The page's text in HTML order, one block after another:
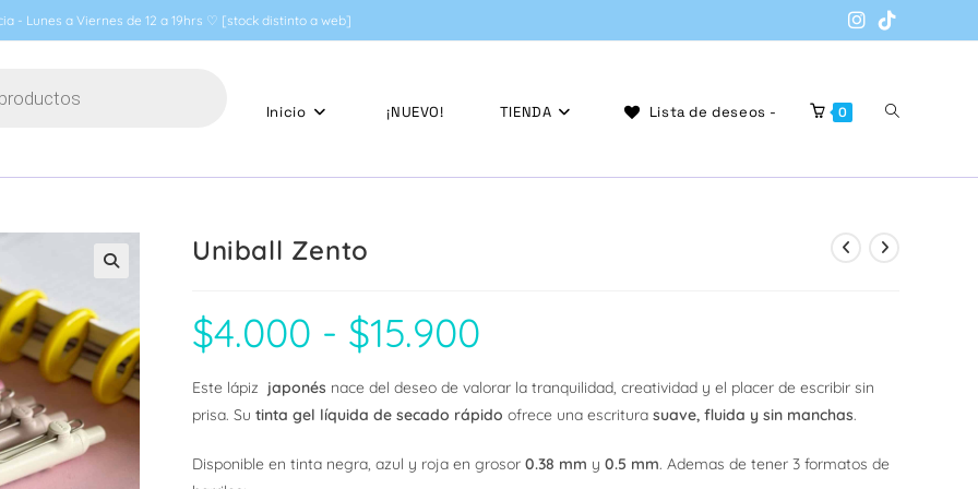
- Lunes a Viernes de 12 a 19hrs ♡ [stock distinto a web]
Inicio ¡NUEVO! TIENDA Lista de deseos - 0 Alternar
Uniball Zento
$4.000 - $15.900
$4.000
hasta
$15.900
Este lápiz japonés nace del deseo de valorar la tranquilidad, creatividad y el placer de escribir sin
prisa. Su tinta gel líquida de secado rápido ofrece una escritura suave, fluida y sin manchas.
Disponible en tinta negra, azul y roja en grosor 0.38 mm y 0.5 mm. Ademas de tener 3 formatos de